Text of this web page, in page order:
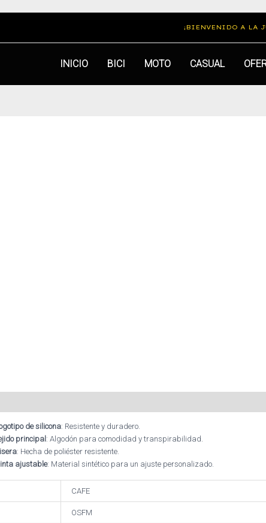
¡BIENVENIDO A LA
INICIO BICI MOTO CASUAL
de silicona: Resistente y duradero.
principal : Algodón para comodidad y transpirabilidad.
: Hecha de poliéster resistente.
ajustable: Material sintético para un ajuste personalizado.
CAFE
OSFM